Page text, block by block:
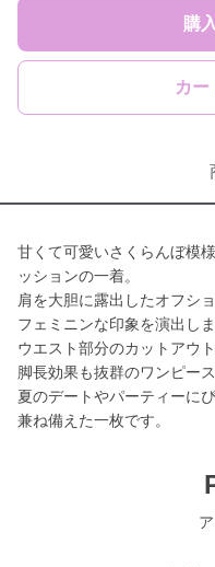
購
カー
甘くて可愛いさくらんぼ模
ッションの一着。
肩を大胆に露出したオフシ
フェミニンな印象を演出しま
ウエスト部分のカットアウ
脚長効果も抜群のワンピース
夏のデートやパーティーに
兼ね備えた一枚です。